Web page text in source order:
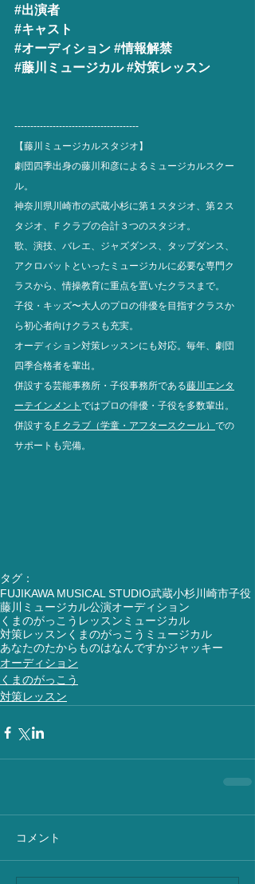
#出演者
#キャスト
#オーディション #情報解禁
#藤川ミュージカル #対策レッスン
---------------------------------------
【藤川ミュージカルスタジオ】
劇団四季出身の藤川和彦によるミュージカルスクー
ル。
神奈川県川崎市の武蔵小杉に第１スタジオ、第２ス
タジオ、Ｆクラブの合計３つのスタジオ。
歌、演技、バレエ、ジャズダンス、タップダンス、
アクロバットといったミュージカルに必要な専門ク
ラスから、情操教育に重点を置いたクラスまで。
子役・キッズ〜大人のプロの俳優を目指すクラスか
ら初心者向けクラスも充実。
オーディション対策レッスンにも対応。 毎年、劇団
四季合格者を輩出。
併設する芸能事務所・子役事務所である藤川エンタ
ーテインメント ではプロの俳優・子役を多数輩出。
併設する Ｆクラブ（学童・アフタースクール） での
サポートも完備。
タグ：
FUJIKAWA MUSICAL STUDIO武蔵小杉川崎市子役
藤川ミュージカル公演オーディション
くまのがっこう レッスン ミュージカル
対策レッスン くまのがっこうミュージカル
あなたのたからものはなんですかジャッキー
オーディション
くまのがっこう
対策レッスン
コメント